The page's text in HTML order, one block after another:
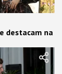
destacam na